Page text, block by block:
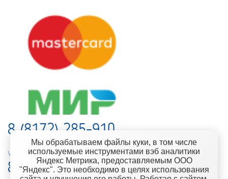
8 (8172) 285-910
web-support@kontinent.ru
8 900 501-25-53
Мы обрабатываем файлы куки, в том числе
используемые инструментами вэб аналитики
Яндекс Метрика, предоставляемым ООО
"Яндекс". Это необходимо в целях использования